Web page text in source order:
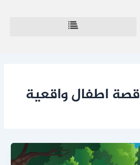
قصة اطفال واقعية